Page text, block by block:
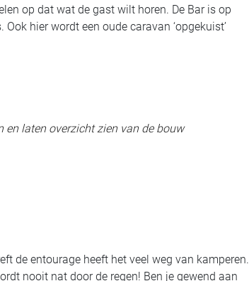
op dat wat de gast wilt horen. De Bar is op
hier wordt een oude caravan ‘opgekuist’
en laten overzicht zien van de bouw
de entourage heeft het veel weg van kamperen.
nooit nat door de regen! Ben je gewend aan